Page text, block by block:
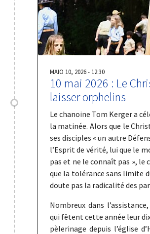
MAIO 10, 2026 - 12:30
10 mai 2026 : Le
laisser orphelins
Le chanoine Tom Kerger a
la matinée. Alors que le
ses disciples « un autre
l’Esprit de vérité, lui que le
pas et ne le connaît pas », le
que la tolérance sans limite
doute pas la radicalité des
Nombreux dans
qui fêtent cette année leur
pèlerinage depuis l’église